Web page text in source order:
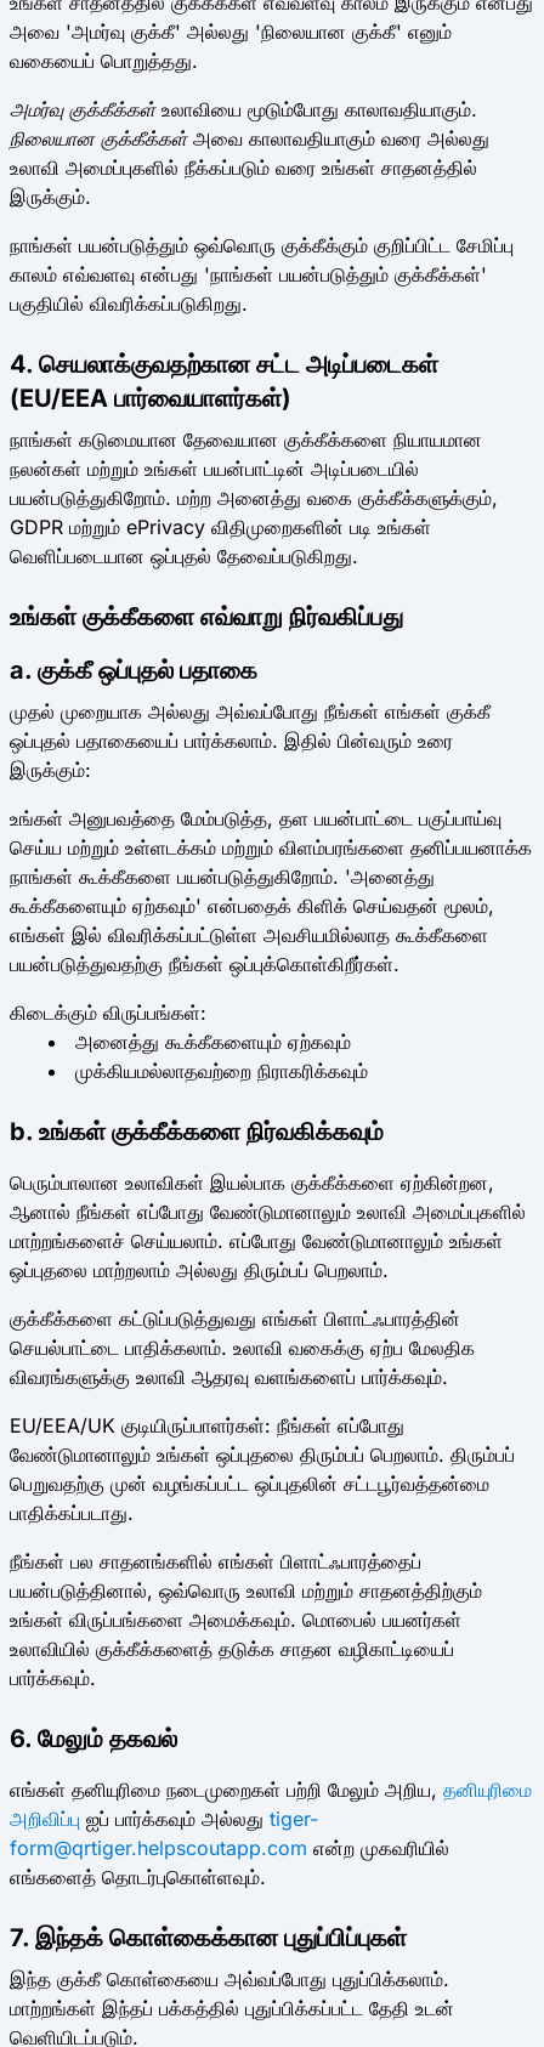
அவை 'அமர்வு குக்கீ' அல்லது 'நிலையான குக்கீ' எனும்
வகையைப் பொறுத்தது.
அமர்வு குக்கீக்கள்உலாவியை மூடும்போது காலாவதியாகும்.
நிலையான குக்கீக்கள்அவை காலாவதியாகும் வரை அல்லது
உலாவி அமைப்புகளில் நீக்கப்படும் வரை உங்கள் சாதனத்தில்
இருக்கும்.
நாங்கள் பயன்படுத்தும் ஒவ்வொரு குக்கீக்கும் குறிப்பிட்ட சேமிப்பு
காலம் எவ்வளவு என்பது 'நாங்கள் பயன்படுத்தும் குக்கீக்கள்'
பகுதியில் விவரிக்கப்படுகிறது.
4. செயலாக்குவதற்கான சட்ட அடிப்படைகள்
(EU/EEA பார்வையாளர்கள்)
நாங்கள் கடுமையான தேவையான குக்கீக்களை நியாயமான
நலன்கள் மற்றும் உங்கள் பயன்பாட்டின் அடிப்படையில்
பயன்படுத்துகிறோம். மற்ற அனைத்து வகை குக்கீக்களுக்கும்,
GDPR மற்றும் ePrivacy விதிமுறைகளின் படி உங்கள்
வெளிப்படையான ஒப்புதல் தேவைப்படுகிறது.
உங்கள் குக்கீகளை எவ்வாறு நிர்வகிப்பது
a. குக்கீ ஒப்புதல் பதாகை
முதல் முறையாக அல்லது அவ்வப்போது நீங்கள் எங்கள் குக்கீ
ஒப்புதல் பதாகையைப் பார்க்கலாம். இதில் பின்வரும் உரை
இருக்கும்:
உங்கள் அனுபவத்தை மேம்படுத்த, தள பயன்பாட்டை பகுப்பாய்வு
செய்ய மற்றும் உள்ளடக்கம் மற்றும் விளம்பரங்களை தனிப்பயனாக்க
நாங்கள் கூக்கீகளை பயன்படுத்துகிறோம். 'அனைத்து
கூக்கீகளையும் ஏற்கவும்' என்பதைக் கிளிக் செய்வதன் மூலம்,
எங்கள் இல் விவரிக்கப்பட்டுள்ள அவசியமில்லாத கூக்கீகளை
பயன்படுத்துவதற்கு நீங்கள் ஒப்புக்கொள்கிறீர்கள்.
கிடைக்கும் விருப்பங்கள்:
அனைத்து கூக்கீகளையும் ஏற்கவும்
முக்கியமல்லாதவற்றை நிராகரிக்கவும்
b. உங்கள் குக்கீக்களை நிர்வகிக்கவும்
பெரும்பாலான உலாவிகள் இயல்பாக குக்கீக்களை ஏற்கின்றன,
ஆனால் நீங்கள் எப்போது வேண்டுமானாலும் உலாவி அமைப்புகளில்
மாற்றங்களைச் செய்யலாம். எப்போது வேண்டுமானாலும் உங்கள்
ஒப்புதலை மாற்றலாம் அல்லது திரும்பப் பெறலாம்.
குக்கீக்களை கட்டுப்படுத்துவது எங்கள் பிளாட்ஃபாரத்தின்
செயல்பாட்டை பாதிக்கலாம். உலாவி வகைக்கு ஏற்ப மேலதிக
விவரங்களுக்கு உலாவி ஆதரவு வளங்களைப் பார்க்கவும்.
EU/EEA/UK குடியிருப்பாளர்கள்: நீங்கள் எப்போது
வேண்டுமானாலும் உங்கள் ஒப்புதலை திரும்பப் பெறலாம். திரும்பப்
பெறுவதற்கு முன் வழங்கப்பட்ட ஒப்புதலின் சட்டபூர்வத்தன்மை
பாதிக்கப்படாது.
நீங்கள் பல சாதனங்களில் எங்கள் பிளாட்ஃபாரத்தைப்
பயன்படுத்தினால், ஒவ்வொரு உலாவி மற்றும் சாதனத்திற்கும்
உங்கள் விருப்பங்களை அமைக்கவும். மொபைல் பயனர்கள்
உலாவியில் குக்கீக்களைத் தடுக்க சாதன வழிகாட்டியைப்
பார்க்கவும்.
6. மேலும் தகவல்
எங்கள் தனியுரிமை நடைமுறைகள் பற்றி மேலும் அறிய, தனியுரிமை
அறிவிப்பு ஐப் பார்க்கவும் அல்லது tiger-
form@qrtiger.helpscoutapp.com என்ற முகவரியில்
எங்களைத் தொடர்புகொள்ளவும்.
7. இந்தக் கொள்கைக்கான புதுப்பிப்புகள்
இந்த குக்கீ கொள்கையை அவ்வப்போது புதுப்பிக்கலாம்.
மாற்றங்கள் இந்தப் பக்கத்தில் புதுப்பிக்கப்பட்ட தேதி உடன்
வெளியிடப்படும்.